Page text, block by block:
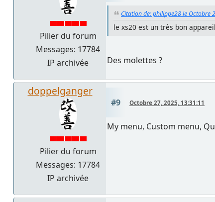
Pilier du forum
Messages: 17784
IP archivée
Citation de: philippe28 le Octobre
le xs20 est un très bon
Des molettes ?
doppelganger
Pilier du forum
Messages: 17784
IP archivée
#9 Octobre 27, 2025, 13:31:11
My menu, Custom menu,